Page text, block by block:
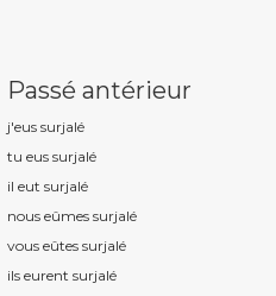
Passé antérieur
j'eus surjalé
tu eus surjalé
il eut surjalé
nous eûmes surjalé
vous eûtes surjalé
ils eurent surjalé